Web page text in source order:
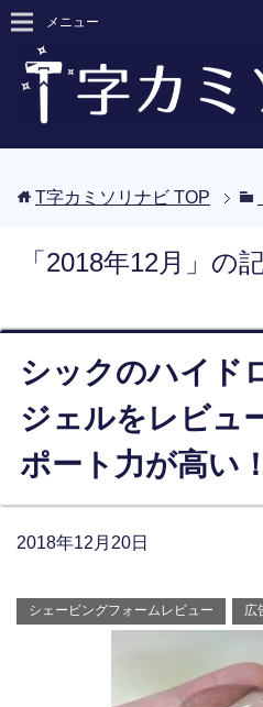
メニュー
T字カミソリナビ TOP
「2018年12月」の
シックのハイド
ジェルをレビュ
ポート力が高い！
2018年12月20日
シェービングフォームレビュー 広